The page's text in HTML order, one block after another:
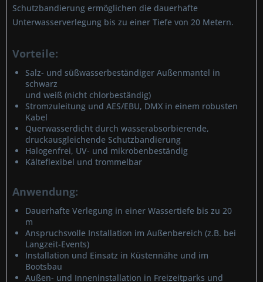
Schutzbandierung ermöglichen die dauerhafte
Unterwasserverlegung bis zu einer Tiefe von 20 Metern.
Vorteile:
Salz- und süßwasserbeständiger Außenmantel in
schwarz
und weiß (nicht chlorbeständig)
Stromzuleitung und AES/EBU, DMX in einem robusten
Kabel
Querwasserdicht durch wasserabsorbierende,
druckausgleichende Schutzbandierung
Halogenfrei, UV- und mikrobenbeständig
Kälteflexibel und trommelbar
Anwendung:
Dauerhafte Verlegung in einer Wassertiefe bis zu 20
m
Anspruchsvolle Installation im Außenbereich (z.B. bei
Langzeit-Events)
Installation und Einsatz in Küstennähe und im
Bootsbau
Außen- und Inneninstallation in Freizeitparks und